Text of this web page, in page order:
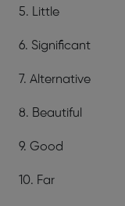
5. Little
6. Significant
7. Alternative
8. Beautiful
9. Good
10. Far